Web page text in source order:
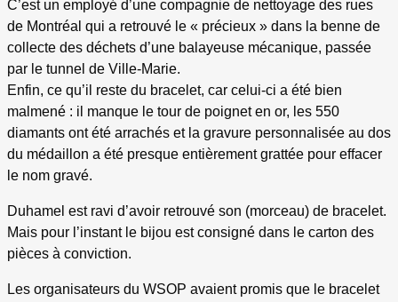
C’est un employé d’une compagnie de nettoyage des rues
de Montréal qui a retrouvé le « précieux » dans la benne de
collecte des déchets d’une balayeuse mécanique, passée
par le tunnel de Ville-Marie.
Enfin, ce qu’il reste du bracelet, car celui-ci a été bien
malmené : il manque le tour de poignet en or, les 550
diamants ont été arrachés et la gravure personnalisée au dos
du médaillon a été presque entièrement grattée pour effacer
le nom gravé.
Duhamel est ravi d’avoir retrouvé son (morceau) de bracelet.
Mais pour l’instant le bijou est consigné dans le carton des
pièces à conviction.
Les organisateurs du WSOP avaient promis que le bracelet